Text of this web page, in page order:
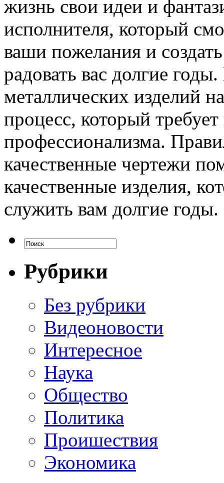
жизнь свои идеи и
исполнителя, который
ваши пожелания и
радовать вас долгие
металлических изделий
процесс, который
профессионализма.
качественные чертежи
качественные изделия,
служить вам долгие годы.
Рубрики
Без рубрики
Видеоновости
Интересное
Наука
Общество
Политика
Проишествия
Экономика